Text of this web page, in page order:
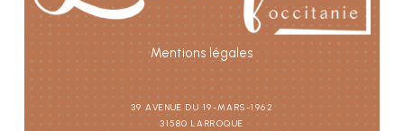
Mentions légales
39 avenue du 19-Mars-1962
31580 Larroque